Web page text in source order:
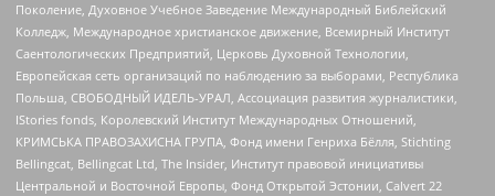
Поколение, Духовное Учебное Заведение Международный Библейский
Колледж, Международное христианское движение, Всемирный Институт
Саентологических Предприятий, Церковь Духовной Технологии,
Европейская сеть организаций по наблюдению за выборами, Республика
Польша, СВОБОДНЫЙ ИДЕЛЬ-УРАЛ, Ассоциация развития журналистики,
IStories fonds, Королевский Институт Международных Отношений,
КРИМСЬКА ПРАВОЗАХИСНА ГРУПА, Фонд имени Генриха Бёлля, Stichting
Bellingcat, Bellingcat Ltd, The Insider, Институт правовой инициативы
Центральной и Восточной Европы, Фонд Открытой Эстонии, Calvert 22